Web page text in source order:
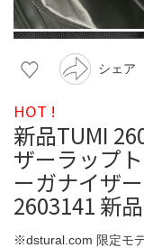
シェア
HOT !
新品TUMI
ザーラップ
ーガナイザ
2603141 新
※dstural.com 限定モ